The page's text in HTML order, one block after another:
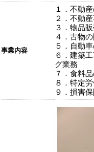
事業内容
１．不動
２．不動
３．物品
４．古物
５．自動
６．建築
グ業務
７．食料
８．特定
９．損害